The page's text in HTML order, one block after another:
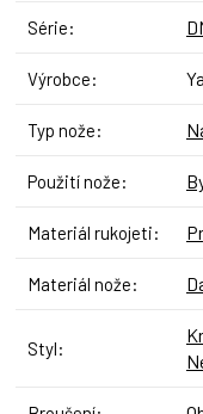
Série:
Výrobce:
Typ nože:
Použití nože:
Materiál rukojeti:
Materiál nože:
Styl: